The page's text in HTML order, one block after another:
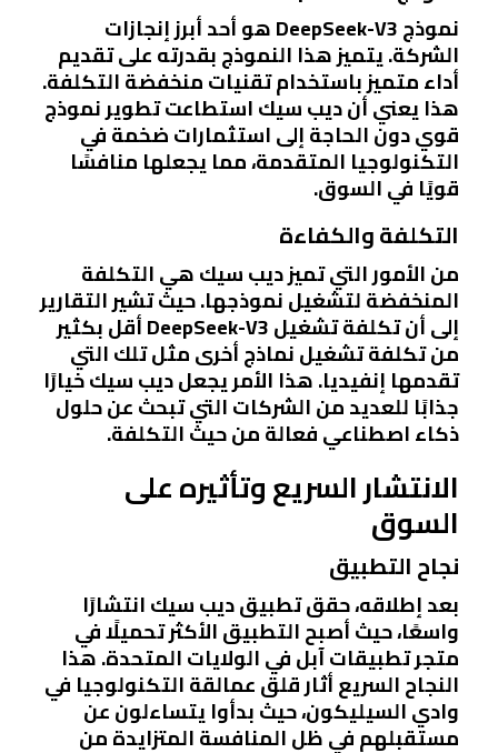
نموذج DeepSeek-V3 هو أحد أبرز إنجازات
الشركة. يتميز هذا النموذج بقدرته على تقديم
أداء متميز باستخدام تقنيات منخفضة التكلفة.
هذا يعني أن ديب سيك استطاعت تطوير نموذج
قوي دون الحاجة إلى استثمارات ضخمة في
التكنولوجيا المتقدمة، مما يجعلها منافسًا
قويًا في السوق.
التكلفة والكفاءة
من الأمور التي تميز ديب سيك هي التكلفة
المنخفضة لتشغيل نموذجها. حيث تشير التقارير
إلى أن تكلفة تشغيل DeepSeek-V3 أقل بكثير
من تكلفة تشغيل نماذج أخرى مثل تلك التي
تقدمها إنفيديا. هذا الأمر يجعل ديب سيك خيارًا
جذابًا للعديد من الشركات التي تبحث عن حلول
ذكاء اصطناعي فعالة من حيث التكلفة.
الانتشار السريع وتأثيره على
السوق
نجاح التطبيق
بعد إطلاقه، حقق تطبيق ديب سيك انتشارًا
واسعًا، حيث أصبح التطبيق الأكثر تحميلًا في
متجر تطبيقات آبل في الولايات المتحدة. هذا
النجاح السريع أثار قلق عمالقة التكنولوجيا في
وادي السيليكون، حيث بدأوا يتساءلون عن
مستقبلهم في ظل المنافسة المتزايدة من